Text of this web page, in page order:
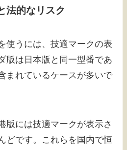
法的なリスク
使うには、技適マークの表
版は日本版と同一型番であ
まれているケースが多いで
版には技適マークが表示さ
どです。これらを国内で恒